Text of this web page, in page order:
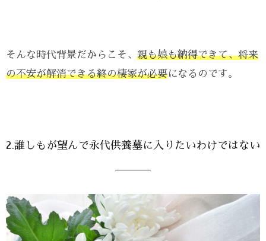
そんな時代背景だからこそ、 親も娘も納得できて、将来
の不安が解消できる終の棲家が必要になるのです。
2.誰しもが望んで永代供養墓に入りたいわけではない